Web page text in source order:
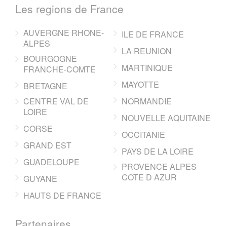
Les regions de France
AUVERGNE RHONE-
ALPES
BOURGOGNE
FRANCHE-COMTE
BRETAGNE
CENTRE VAL DE
LOIRE
CORSE
GRAND EST
GUADELOUPE
GUYANE
HAUTS DE FRANCE
ILE DE FRANCE
LA REUNION
MARTINIQUE
MAYOTTE
NORMANDIE
NOUVELLE AQUITAINE
OCCITANIE
PAYS DE LA LOIRE
PROVENCE ALPES
COTE D AZUR